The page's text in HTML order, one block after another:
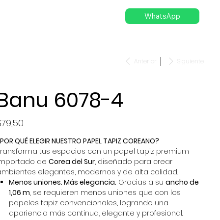
WhatsApp
Anterior Siguiente
6078-4
QUÉ ELEGIR NUESTRO PAPEL TAPIZ COREANO?
tus espacios con un papel tapiz premium
de Corea del Sur, diseñado para crear
elegantes, modernos y de alta calidad.
Menos uniones. Más elegancia. Gracias a su ancho de
1,06 m, se requieren menos uniones que con los
papeles tapiz convencionales, logrando una
apariencia más continua, elegante y profesional.